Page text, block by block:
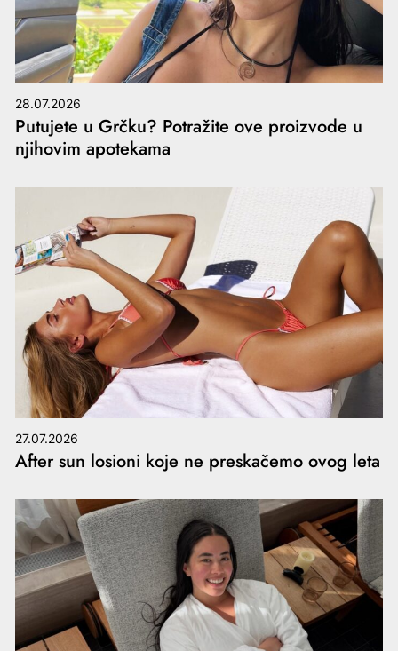
28.07.2026
Putujete u Grčku? Potražite ove proizvode u
njihovim apotekama
27.07.2026
After sun losioni koje ne preskačemo ovog leta